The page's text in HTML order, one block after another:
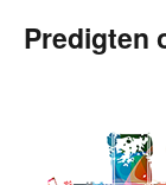
Predigten